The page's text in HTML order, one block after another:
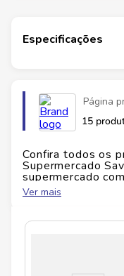
Especificações
EAN
Id do produto
Altura
Largura
Página
15
Confira todos os
Supermercado
supermercado
do Brasil!
de produtos
Ver mais